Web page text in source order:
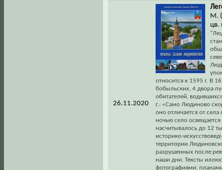
26.11.2020
М.
цв.
относится к 1595 г. В
бобыльских, 4 двора
обитателей,
г.: «Само Людиново
оно отличается от
ночью село
насчитывалось до 12
историко-
территории
разрушенных после
наши дни. Тексты
фотографиями,